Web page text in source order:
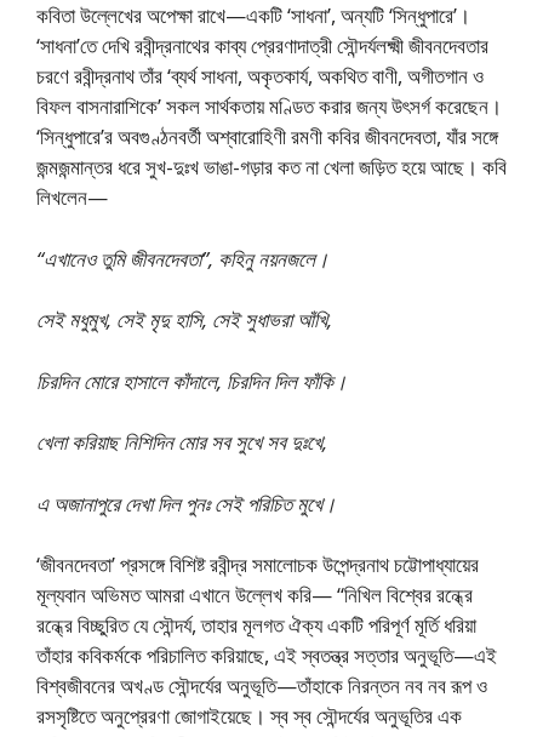
কবিতা উল্লেখের অপেক্ষা রাখে—একটি ‘সাধনা’, অন্যটি ‘সিন্ধুপারে’।
‘সাধনা’তে দেখি রবীন্দ্রনাথের কাব্য প্রেরণাদাত্রী সৌন্দর্যলক্ষ্মী জীবনদেবতার
চরণে রবীন্দ্রনাথ তাঁর ‘ব্যর্থ সাধনা, অকৃতকার্য, অকথিত বাণী, অগীতগান ও
বিফল বাসনারাশিকে’ সকল সার্থকতায় মণ্ডিত করার জন্য উৎসর্গ করেছেন।
‘সিন্ধুপারে’র অবগুণ্ঠনবর্তী অশ্বারোহিণী রমণী কবির জীবনদেবতা, যাঁর সঙ্গে
জন্মজন্মান্তর ধরে সুখ-দুঃখ ভাঙা-গড়ার কত না খেলা জড়িত হয়ে আছে। কবি
লিখলেন—
“এখানেও তুমি জীবনদেবতা”, কহিনু নয়নজলে।
সেই মধুমুখ, সেই মৃদু হাসি, সেই সুধাভরা আঁখি,
চিরদিন মোরে হাসালে কাঁদালে, চিরদিন দিল ফাঁকি।
খেলা করিয়াছ নিশিদিন মোর সব সুখে সব দুঃখে,
এ অজানাপুরে দেখা দিল পুনঃ সেই পরিচিত মুখে।
‘জীবনদেবতা’ প্রসঙ্গে বিশিষ্ট রবীন্দ্র সমালোচক উপেন্দ্রনাথ চট্টোপাধ্যায়ের
মূল্যবান অভিমত আমরা এখানে উল্লেখ করি— “নিখিল বিশ্বের রন্ধ্রে
রন্ধ্রে বিচ্ছুরিত যে সৌন্দর্য, তাহার মূলগত ঐক্য একটি পরিপূর্ণ মূর্তি ধরিয়া
তাঁহার কবিকর্মকে পরিচালিত করিয়াছে, এই স্বতন্ত্র সত্তার অনুভূতি—এই
বিশ্বজীবনের অখণ্ড সৌন্দর্যের অনুভূতি—তাঁহাকে নিরন্তন নব নব রূপ ও
রসসৃষ্টিতে অনুপ্রেরণা জোগাইয়েছে। স্ব স্ব সৌন্দর্যের অনুভূতির এক